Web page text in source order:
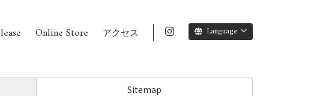
Online Store アクセス Language
Sitemap